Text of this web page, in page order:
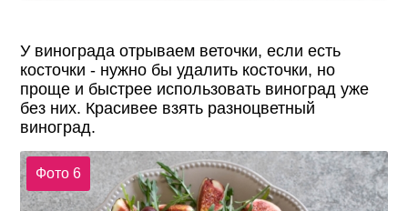
У винограда отрываем веточки, если есть
косточки - нужно бы удалить косточки, но
проще и быстрее использовать виноград уже
без них. Красивее взять разноцветный
виноград.
Фото 6